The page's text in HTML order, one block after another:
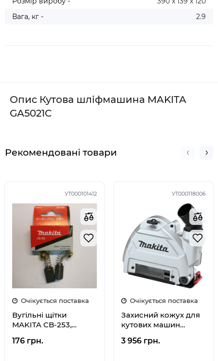
Вага, кг -
2.9
Опис Кутова шліфмашина MAKITA
GA5021C
Рекомендовані товари
УТ000101412
Очікується поставка
Вугільні щітки
MAKITA CB-253,
176 грн.
УТ000118006
Очікується поставка
Захисний кожух для
кутових машин
9565CVR, GA5021C
3 956 грн.